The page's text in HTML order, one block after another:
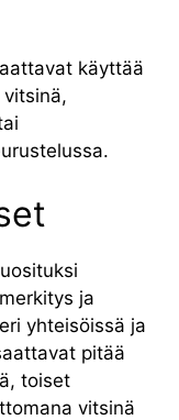
käyttää
ja
yhteisöissä ja
pitää
toiset
vitsinä